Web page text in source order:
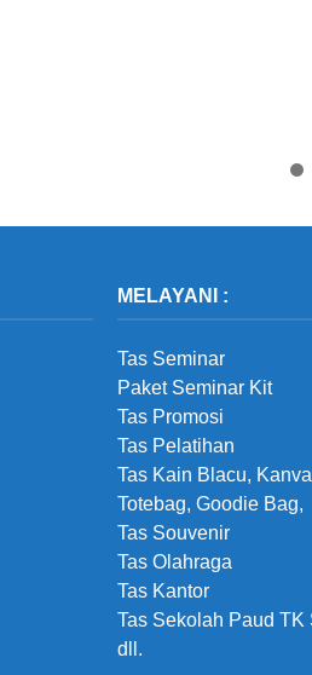
MELAYANI :
Tas Seminar
Paket Seminar Kit
Tas Promosi
Tas Pelatihan
Tas Kain Blacu,
Totebag, Goodie Bag,
Tas Souvenir
Tas Olahraga
Tas Kantor
Tas Sekolah Paud TK
dll.